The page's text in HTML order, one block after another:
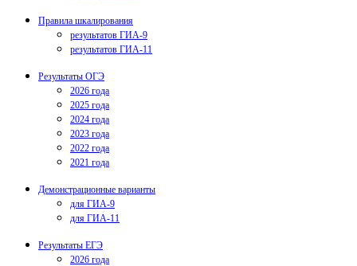
Правила шкалирования
результатов ГИА-9
результатов ГИА-11
Результаты ОГЭ
2026 года
2025 года
2024 года
2023 года
2022 года
2021 года
Демонстрационные варианты
для ГИА-9
для ГИА-11
Результаты ЕГЭ
2026 года